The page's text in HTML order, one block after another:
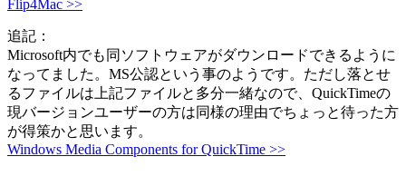
Flip4Mac >>
追記：
Microsoft内でも同ソフトウェアがダウンロードできるように
なってました。MS公認という事のようです。ただし落とせ
るファイルは上記ファイルと多分一緒なので、QuickTimeの
現バージョンユーザーの方は同様の理由でちょっと待った方
が得策かと思います。
Windows Media Components for QuickTime >>